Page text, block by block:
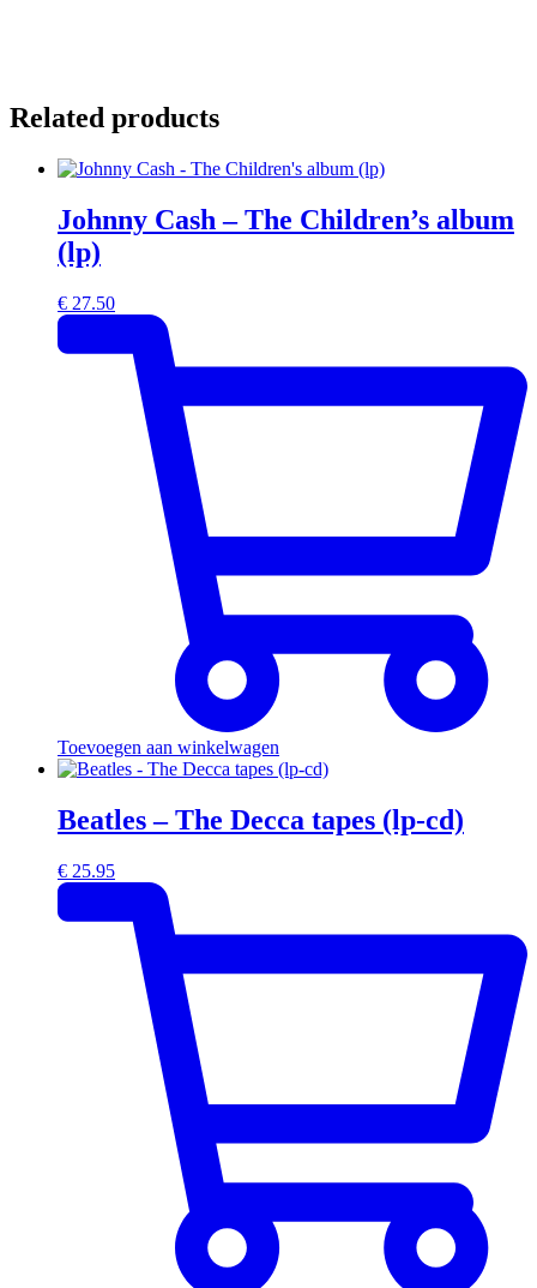
Related products
Johnny Cash – The Children’s album
(lp)
€ 27.50
Toevoegen aan winkelwagen
Beatles – The Decca tapes (lp-cd)
€ 25.95